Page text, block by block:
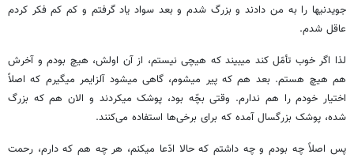
جویدنی­ها را به من دادند و بزرگ شدم و بعد سواد یاد گرفتم و کم کم فکر کردم
عاقل شدم.
لذا اگر خوب تأمّل کند می­بیند که هیچی نیستم، از آن اولش، هیچ بودم و آخرش
هم هیچ هستم. بعد هم که پیر می­شوم، گاهی می­شود آلزایمر می­گیرم که اصلاً
اختیار خودم را هم ندارم. وقتی بچّه بود، پوشک می­کردند و الان هم که بزرگ
شده، پوشک بزرگسال آمده که برای برخی‌ها استفاده می‌کنند.
پس اصلاً چه بودم و چه داشتم که حالا ادّعا می­کنم، هر چه هم که دارم، رحمت